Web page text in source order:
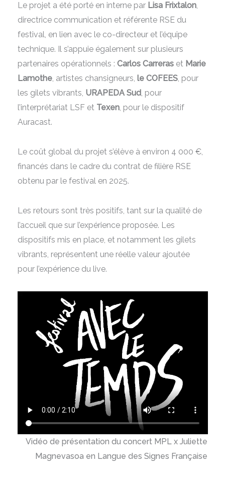
Le projet a été porté en interne par Lisa Frixtalon,
directrice communication et référente RSE du
festival, en lien avec le co-directeur et l’équipe
technique. Il s’appuie également sur plusieurs
partenaires opérationnels : Carlos Carreraset Marie
Lamothe, artistes chansigneurs, le COFEES, pour
les gilets vibrants, URAPEDA Sud, pour
l’interprétariat LSF et Texen, pour le dispositif
Auracast.
Le coût global du projet s’élève à environ 4 000 €,
financés dans le cadre du contrat de filière RSE
obtenu par le festival en 2025.
Les retours sont très positifs, tant sur la qualité de
l’accueil que sur l’expérience proposée. Les
dispositifs mis en place, et notamment les gilets
vibrants, représentent une réelle valeur ajoutée
pour l’expérience du live.
Vidéo de présentation du concert MPL x Juliette
Magnevasoa en Langue des Signes Française